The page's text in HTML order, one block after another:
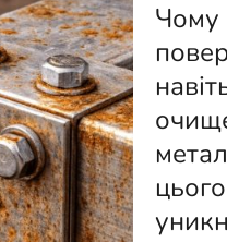
Чому
цього